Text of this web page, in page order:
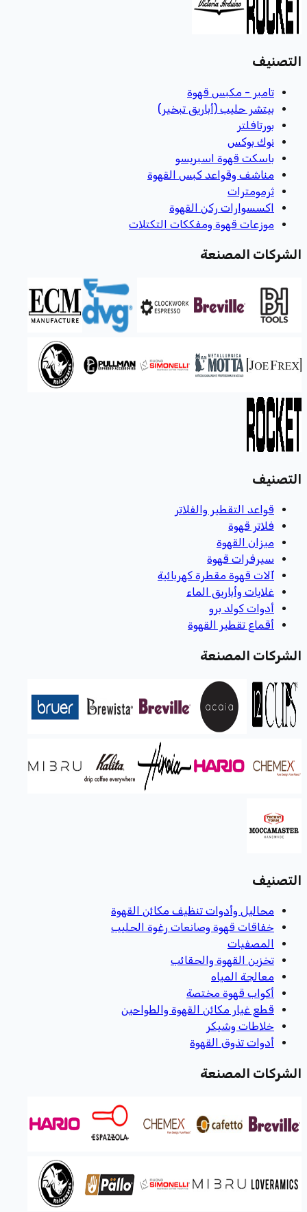
التصنيف
تامبر - مكبس قهوة
بيتشر حليب (أباريق تبخير)
بورتافلتر
نوك بوكس
باسكت قهوة اسبريسو
مناشف وقواعد كبس القهوة
ثرمومترات
اكسسوارات ركن القهوة
موزعات قهوة ومفككات التكتلات
الشركات المصنعة
التصنيف
قواعد التقطير والفلاتر
فلاتر قهوة
ميزان القهوة
سيرفرات قهوة
آلات قهوة مقطرة كهربائية
غلايات وأباريق الماء
أدوات كولد برو
أقماع تقطير القهوة
الشركات المصنعة
التصنيف
محاليل وأدوات تنظيف مكائن القهوة
خفاقات قهوة وصانعات رغوة الحليب
المصفيات
تخزين القهوة والحقائب
معالجة المياه
أكواب قهوة مختصة
قطع غيار مكائن القهوة والطواحين
خلاطات وشيكر
أدوات تذوق القهوة
الشركات المصنعة